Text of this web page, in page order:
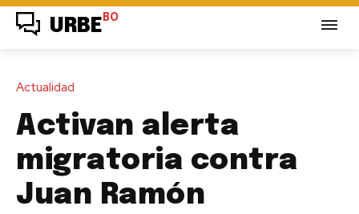
URBE BO
Actualidad
Activan alerta
migratoria contra
Juan Ramón